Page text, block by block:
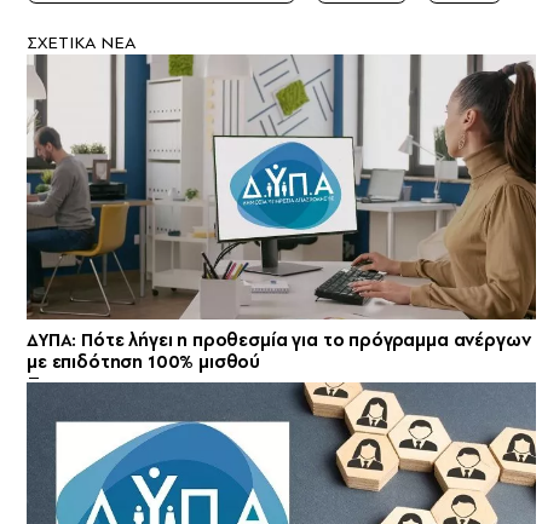
ΣXETIKA NEA
ΔΥΠΑ: Πότε λήγει η προθεσμία για το πρόγραμμα ανέργων
με επιδότηση 100% μισθού